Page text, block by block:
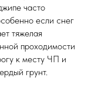
часто
если снег
тяжелая
проходимости
к месту ЧП и
грунт.